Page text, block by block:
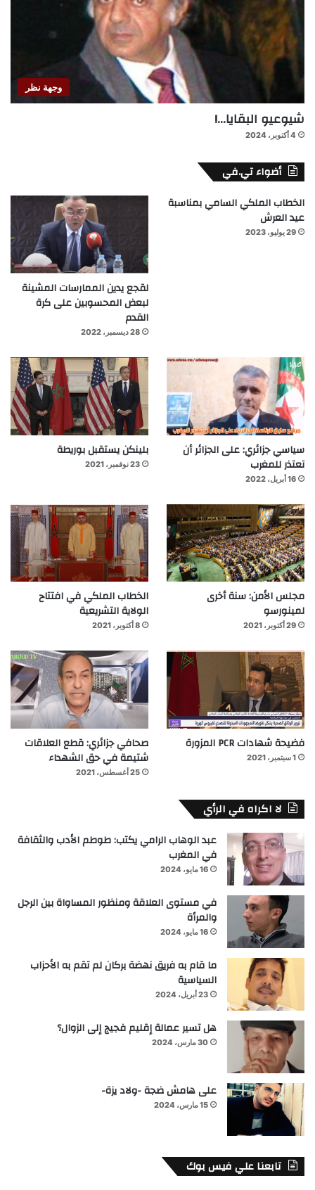
وجهة نظر
شيوعيو البقايا…!
4 أكتوبر، 2024
أضواء تي.في
الخطاب الملكي السامي بمناسبة
عيد العرش
29 يوليو، 2023
لقجع يدين الممارسات المشينة
لبعض المحسوبين على كرة
القدم
28 ديسمبر، 2022
سياسي جزائري: على الجزائر أن
تعتذر للمغرب
16 أبريل، 2022
بلينكن يستقبل بوريطة
23 نوفمبر، 2021
مجلس الأمن: سنة أخرى
لمينورسو
29 أكتوبر، 2021
الخطاب الملكي في افتتاح
الولاية التشريعية
8 أكتوبر، 2021
فضيحة شهادات PCR المزورة
1 سبتمبر، 2021
صحافي جزائري: قطع العلاقات
شتيمة في حق الشهداء
25 أغسطس، 2021
لا اكراه في الرأي
عبد الوهاب الرامي يكتب: طوطم الأدب والثقافة
في المغرب
16 مايو، 2024
في مستوى العلاقة ومنظور المساواة بين الرجل
والمرأة
16 مايو، 2024
ما قام به فريق نهضة بركان لم تقم به الأحزاب
السياسية
23 أبريل، 2024
هل تسير عمالة إقليم فجيج إلى الزوال؟
30 مارس، 2024
على هامش ضجة -ولاد يزة-
15 مارس، 2024
تابعنا علي فيس بوك